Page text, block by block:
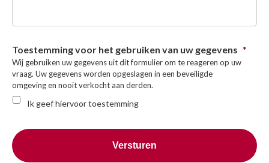
Toestemming voor het gebruiken van uw gegevens *
Wij gebruiken uw gegevens uit dit formulier om te reageren op uw
vraag. Uw gegevens worden opgeslagen in een beveiligde
omgeving en nooit verkocht aan derden.
Ik geef hiervoor toestemming